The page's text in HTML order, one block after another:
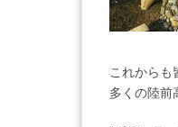
これからも
多くの陸前